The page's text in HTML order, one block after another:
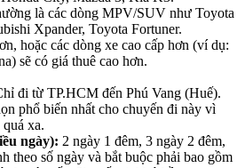
là các dòng MPV/SUV như Toyota
Xpander, Toyota Fortuner.
hoặc các dòng xe cao cấp hơn (ví dụ:
sẽ có giá thuê cao hơn.
đi từ TP.HCM đến Phú Vang (Huế).
phổ biến nhất cho chuyến đi này vì
xa.
ngày): 2 ngày 1 đêm, 3 ngày 2 đêm,
theo số ngày và bắt buộc phải bao gồm